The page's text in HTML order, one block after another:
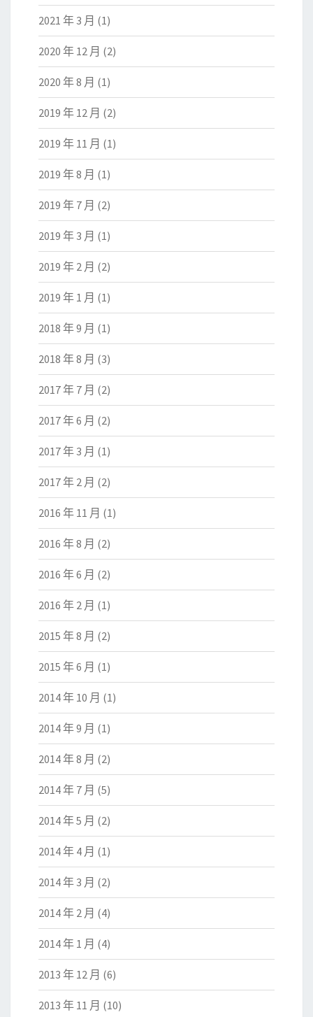
2021 年 3 月 (1)
2020 年 12 月 (2)
2020 年 8 月 (1)
2019 年 12 月 (2)
2019 年 11 月 (1)
2019 年 8 月 (1)
2019 年 7 月 (2)
2019 年 3 月 (1)
2019 年 2 月 (2)
2019 年 1 月 (1)
2018 年 9 月 (1)
2018 年 8 月 (3)
2017 年 7 月 (2)
2017 年 6 月 (2)
2017 年 3 月 (1)
2017 年 2 月 (2)
2016 年 11 月 (1)
2016 年 8 月 (2)
2016 年 6 月 (2)
2016 年 2 月 (1)
2015 年 8 月 (2)
2015 年 6 月 (1)
2014 年 10 月 (1)
2014 年 9 月 (1)
2014 年 8 月 (2)
2014 年 7 月 (5)
2014 年 5 月 (2)
2014 年 4 月 (1)
2014 年 3 月 (2)
2014 年 2 月 (4)
2014 年 1 月 (4)
2013 年 12 月 (6)
2013 年 11 月 (10)